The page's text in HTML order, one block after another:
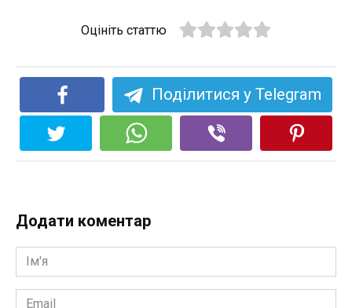
Оцініть статтю
Поділитися у Telegram
Додати коментар
Ім'я
*
Email